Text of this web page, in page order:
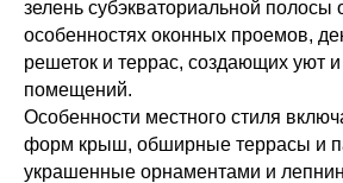
зелень субэкваториальной полосы
особенностях оконных проемов,
решеток и террас, создающих уют
помещений.
Особенности местного стиля
форм крыш, обширные террасы и
украшенные орнаментами и